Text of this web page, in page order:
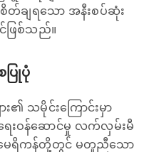
တ်ချရသော အနီးစပ်ဆုံး
င်ဖြစ်သည်။
ပြုပုံ
၏ သမိုင်းကြောင်းမှာ
ရေးဝန်ဆောင်မှု လက်လှမ်းမီ
မေရိကန်တို့တွင် မတူညီသော